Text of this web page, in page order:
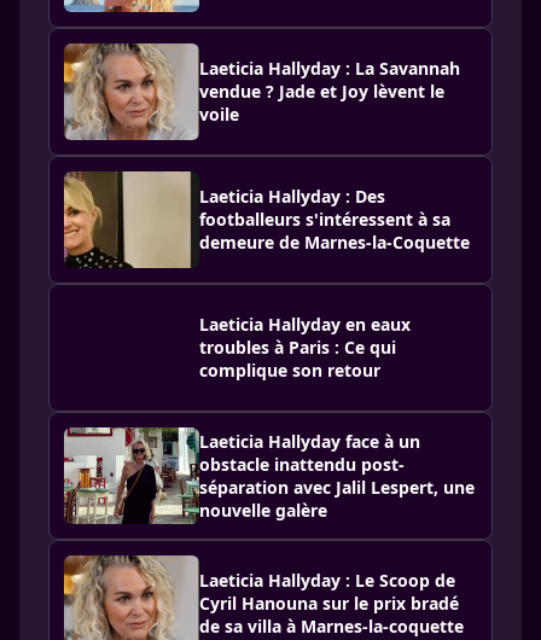
Laeticia Hallyday : La Savannah
vendue ? Jade et Joy lèvent le
voile
Laeticia Hallyday : Des
footballeurs s'intéressent à sa
demeure de Marnes-la-Coquette
Laeticia Hallyday en eaux
troubles à Paris : Ce qui
complique son retour
Laeticia Hallyday face à un
obstacle inattendu post-
séparation avec Jalil Lespert, une
nouvelle galère
Laeticia Hallyday : Le Scoop de
Cyril Hanouna sur le prix bradé
de sa villa à Marnes-la-coquette